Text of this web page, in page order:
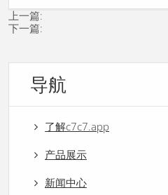
上一篇:
下一篇:
导航
了解c7c7.app
产品展示
新闻中心